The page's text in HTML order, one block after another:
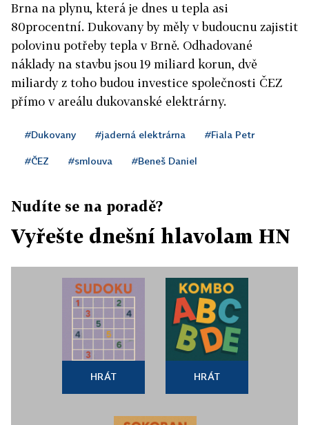
Brna na plynu, která je dnes u tepla asi
80procentní. Dukovany by měly v budoucnu zajistit
polovinu potřeby tepla v Brně. Odhadované
náklady na stavbu jsou 19 miliard korun, dvě
miliardy z toho budou investice společnosti ČEZ
přímo v areálu dukovanské elektrárny.
#Dukovany #jaderná elektrárna #Fiala Petr
#ČEZ #smlouva #Beneš Daniel
Nudíte se na poradě?
Vyřešte dnešní hlavolam HN
HRÁT HRÁT